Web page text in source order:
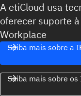
A etiCloud usa
oferecer suporte
Workplace
Saiba mais sobre a
Saiba mais sobre